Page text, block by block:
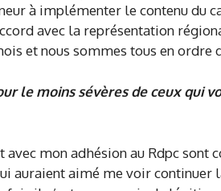
à implémenter le contenu du
avec la représentation
et nous sommes tous en ordre
le moins sévères de ceux qui
mon adhésion au Rdpc sont
auraient aimé me voir continuer